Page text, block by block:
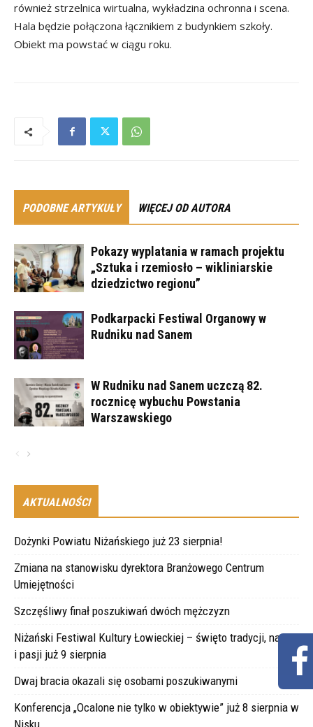
również strzelnica wirtualna, wykładzina ochronna i scena.
Hala będzie połączona łącznikiem z budynkiem szkoły.
Obiekt ma powstać w ciągu roku.
PODOBNE ARTYKUŁY WIĘCEJ OD AUTORA
Pokazy wyplatania w ramach projektu
„Sztuka i rzemiosło – wikliniarskie
dziedzictwo regionu”
Podkarpacki Festiwal Organowy w
Rudniku nad Sanem
W Rudniku nad Sanem uczczą 82.
rocznicę wybuchu Powstania
Warszawskiego
AKTUALNOŚCI
Dożynki Powiatu Niżańskiego już 23 sierpnia!
Zmiana na stanowisku dyrektora Branżowego Centrum
Umiejętności
Szczęśliwy finał poszukiwań dwóch mężczyzn
Niżański Festiwal Kultury Łowieckiej – święto tradycji, natury
i pasji już 9 sierpnia
Dwaj bracia okazali się osobami poszukiwanymi
Konferencja „Ocalone nie tylko w obiektywie” już 8 sierpnia w
Nisku